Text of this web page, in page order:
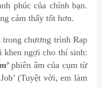
phúc của chính bạn.
cảm thấy tốt hơn.
chương trình Rap
ngợi cho thí sinh:
phiên âm của cụm từ
(Tuyệt vời, em làm